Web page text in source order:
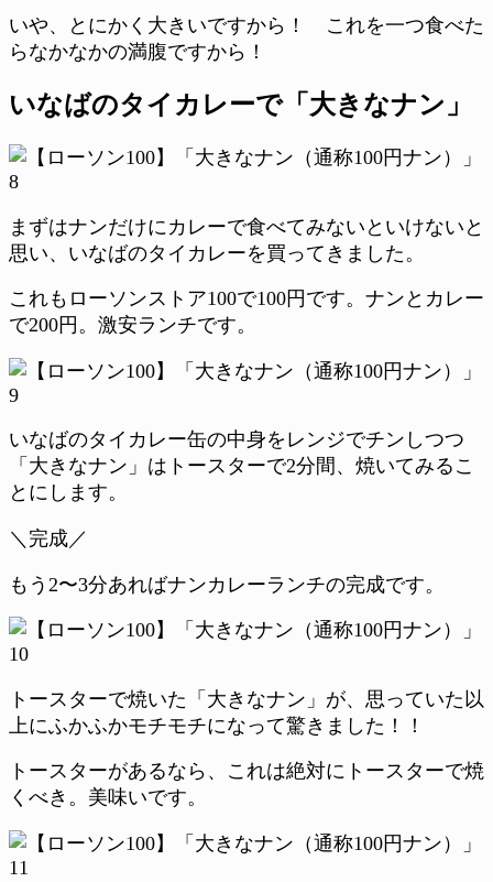
いや、とにかく大きいですから！ これを一つ食べた
らなかなかの満腹ですから！
いなばのタイカレーで「大きなナン」
まずはナンだけにカレーで食べてみないといけないと
思い、いなばのタイカレーを買ってきました。
これもローソンストア100で100円です。ナンとカレー
で200円。激安ランチです。
いなばのタイカレー缶の中身をレンジでチンしつつ
「大きなナン」はトースターで2分間、焼いてみるこ
とにします。
＼完成／
もう2〜3分あればナンカレーランチの完成です。
トースターで焼いた「大きなナン」が、思っていた以
上にふかふかモチモチになって驚きました！！
トースターがあるなら、これは絶対にトースターで焼
くべき。美味いです。